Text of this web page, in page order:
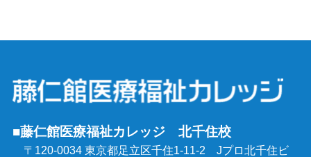
介護予防運動指導員養成講座
行動援護従業者養成研修
強度行動障害支援者養成研修
社会福祉士受験対策講座（通学コース）
精神保健福祉士受験対策講座（通学コース）
■藤仁館医療福祉カレッジ 北千住校
〒120-0034 東京都足立区千住1-11-2 Jプロ北千住ビ